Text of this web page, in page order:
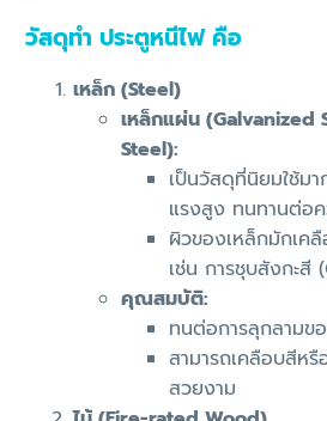
วัสดุทำ ประตูหนีไฟ คือ
เหล็ก (Steel)
เหล็กแผ่น (Galvanized
Steel):
เป็นวัสดุที่นิยมใช้ม
แรงสูง ทนทานต่อ
ผิวของเหล็กมักเค
เช่น การชุบสังกะสี
คุณสมบัติ:
ทนต่อการลุกลามข
สามารถเคลือบสีห
สวยงาม